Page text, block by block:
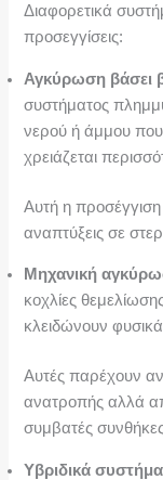
Διαφορετικά
προσεγγίσεις:
Αγκύρωση βάσει
συστήματος
νερού ή άμμου που
χρειάζεται
Αυτή η προσέγγιση
αναπτύξεις σε
Μηχανική
κοχλίες
κλειδώνουν
Αυτές παρέχουν
ανατροπής αλλά
συμβατές
Υβριδικά